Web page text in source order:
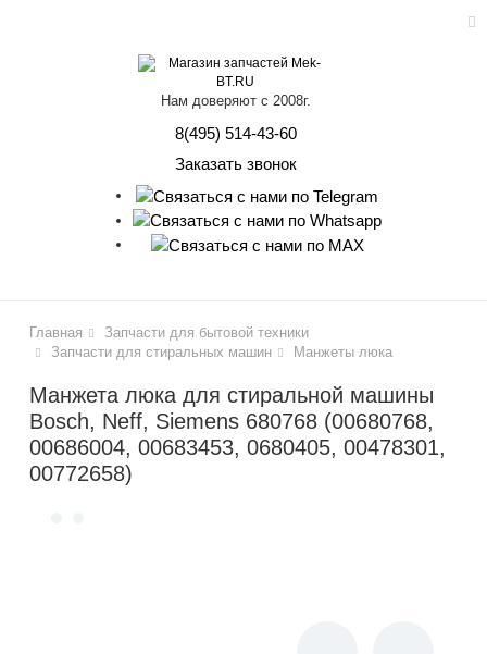
Нам доверяют с 2008г.
8(495) 514-43-60
Заказать звонок
Главная
Запчасти для бытовой техники
Запчасти для стиральных машин
Манжеты люка
Манжета люка для стиральной машины
Bosch, Neff, Siemens 680768 (00680768,
00686004, 00683453, 0680405, 00478301,
00772658)